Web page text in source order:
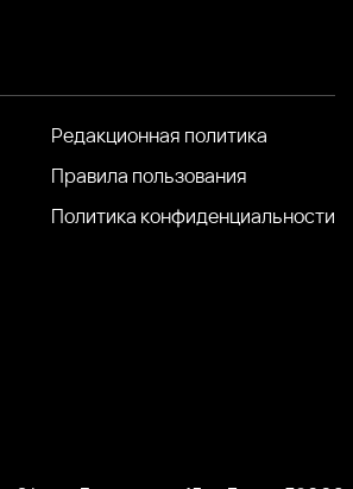
Редакционная политика
Правила пользования
Политика конфиденциальности